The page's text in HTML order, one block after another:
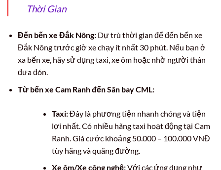
Thời Gian
Đến bến xe Đắk Nông:Dự trù thời gian để đến bến xe
Đắk Nông trước giờ xe chạy ít nhất 30 phút. Nếu bạn ở
xa bến xe, hãy sử dụng taxi, xe ôm hoặc nhờ người thân
đưa đón.
Từ bến xe Cam Ranh đến Sân bay CML:
Taxi:Đây là phương tiện nhanh chóng và tiện
lợi nhất. Có nhiều hãng taxi hoạt động tại Cam
Ranh. Giá cước khoảng 50.000 – 100.000 VNĐ
tùy hãng và quãng đường.
Xe ôm/Xe công nghệ:Với các ứng dụng như